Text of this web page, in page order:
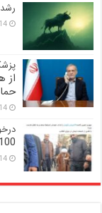
رشد بیش از
14 مرداد 1405
از
14 مرداد 1405
100 ساله شده‌اید، استعفا بده
14 مرداد 1405